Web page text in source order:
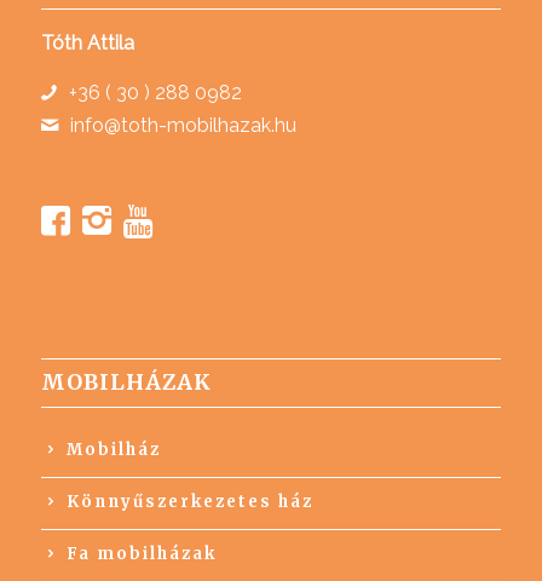
Tóth Attila
+36 ( 30 ) 288 0982
info@toth-mobilhazak.hu
MOBILHÁZAK
Mobilház
Könnyűszerkezetes ház
Fa mobilházak